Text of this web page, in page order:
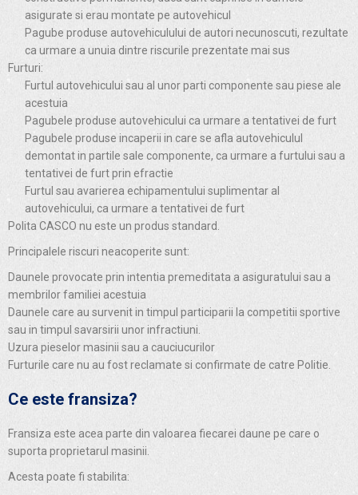
asigurate si erau montate pe autovehicul
Pagube produse autovehiculului de autori necunoscuti, rezultate
ca urmare a unuia dintre riscurile prezentate mai sus
Furturi:
Furtul autovehicului sau al unor parti componente sau piese ale
acestuia
Pagubele produse autovehicului ca urmare a tentativei de furt
Pagubele produse incaperii in care se afla autovehiculul
demontat in partile sale componente, ca urmare a furtului sau a
tentativei de furt prin efractie
Furtul sau avarierea echipamentului suplimentar al
autovehicului, ca urmare a tentativei de furt
Polita CASCO nu este un produs standard.
Principalele riscuri neacoperite sunt:
Daunele provocate prin intentia premeditata a asiguratului sau a
membrilor familiei acestuia
Daunele care au survenit in timpul participarii la competitii sportive
sau in timpul savarsirii unor infractiuni.
Uzura pieselor masinii sau a cauciucurilor
Furturile care nu au fost reclamate si confirmate de catre Politie.
Ce este fransiza?
Fransiza este acea parte din valoarea fiecarei daune pe care o
suporta proprietarul masinii.
Acesta poate fi stabilita: